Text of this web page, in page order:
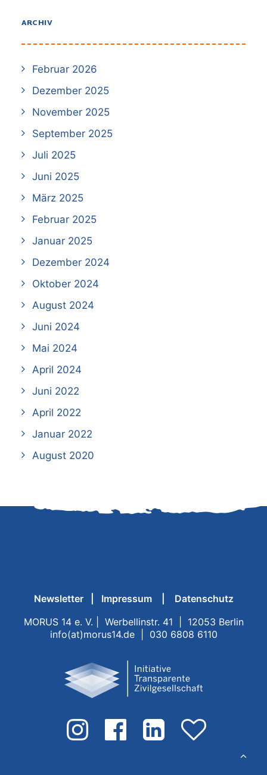
ARCHIV
Februar 2026
Dezember 2025
November 2025
September 2025
Juli 2025
Juni 2025
März 2025
Februar 2025
Januar 2025
Dezember 2024
Oktober 2024
August 2024
Juni 2024
Mai 2024
April 2024
Juni 2022
April 2022
Januar 2022
August 2020
Newsletter| Impressum
Datenschutz
MORUS 14 e. V. | Werbellinstr. 41 | 12053 Berlin
info(at)morus14.de | 030 6808 6110